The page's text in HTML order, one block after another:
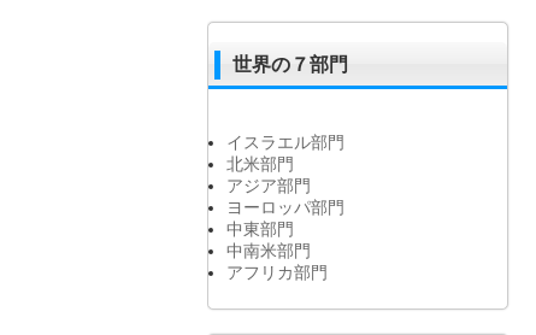
世界の７部門
イスラエル部門
北米部門
アジア部門
ヨーロッパ部門
中東部門
中南米部門
アフリカ部門